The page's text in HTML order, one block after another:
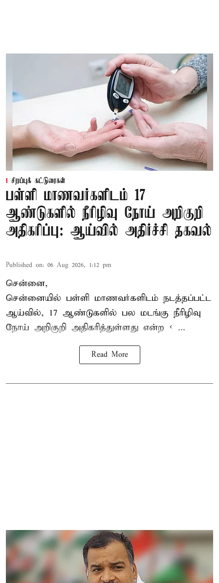
சிறப்புக் கட்டுரைகள்
பள்ளி மாணவர்களிடம் 17
ஆண்டுகளில் நீரிழிவு நோய் அறிகுறி
அதிகரிப்பு: ஆய்வில் அதிர்ச்சி தகவல்
Published on: 06 Aug 2026, 1:12 pm
சென்னை,
சென்னையில் பள்ளி மாணவர்களிடம் நடத்தப்பட்ட
ஆய்வில், 17 ஆண்டுகளில் பல மடங்கு நீரிழிவு
நோய் அறிகுறி அதிகரித்துள்ளது என்ற < ...
Read More